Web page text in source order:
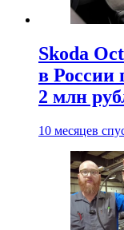
Skoda
в России
2 млн
10 месяцев